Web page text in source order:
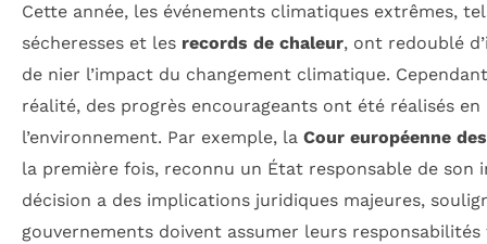
Cette année, les événements climatiques extrêmes,
sécheresses et les records de chaleur, ont redoublé
de nier l’impact du changement climatique.
réalité, des progrès encourageants ont été réalisés
l’environnement. Par exemple, la Cour européenne
la première fois, reconnu un État responsable de son
décision a des implications juridiques majeures,
gouvernements doivent assumer leurs responsabilités